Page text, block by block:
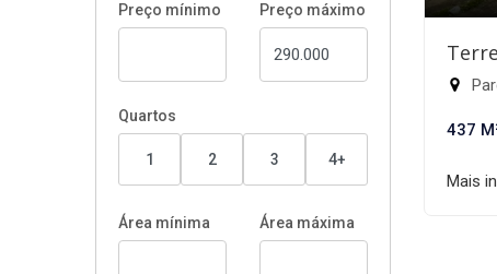
Preço mínimo Preço máximo
Quartos
1 2 3 4+
Área mínima Área máxima
437
Mais